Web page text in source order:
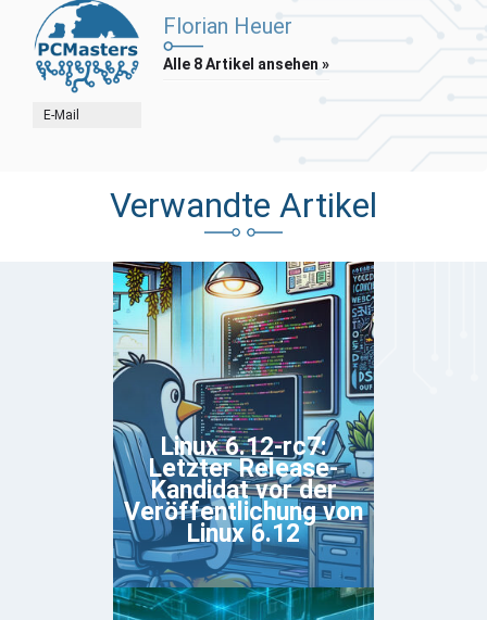
E-Mail
Florian Heuer
Alle 8 Artikel ansehen »
Verwandte Artikel
Linux 6.12-rc7:
Letzter Release-
Kandidat vor der
Veröffentlichung von
Linux 6.12